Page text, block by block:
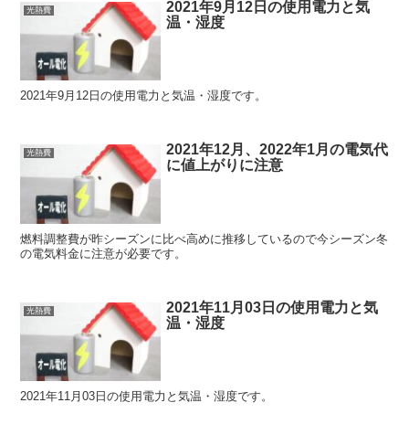
光熱費
2021年9月12日の使用電力と気
温・湿度
2021年9月12日の使用電力と気温・湿度です。
光熱費
2021年12月、2022年1月の電気代
に値上がりに注意
燃料調整費が昨シーズンに比べ高めに推移しているので今シーズン冬
の電気料金に注意が必要です。
光熱費
2021年11月03日の使用電力と気
温・湿度
2021年11月03日の使用電力と気温・湿度です。